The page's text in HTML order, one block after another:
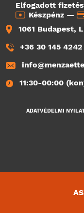
Elfogadott
Készpénz —
1061 Budapest,
+36 30 145 4242
11:30-00:00
ADATVÉDELMI